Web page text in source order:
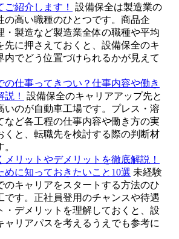
ご紹介します！
設備保全は製造業の
の高い職種のひとつです。商品企
・製造など製造業全体の職種や平均
先に押さえておくと、設備保全のキ
内でどう位置づけられるかが見えて
の仕事ってきつい？仕事内容や働き
！
設備保全のキャリアアップ先と
いのが自動車工場です。プレス・溶
など各工程の仕事内容や働き方の実
くと、転職先を検討する際の判断材
メリットやデメリットを徹底解説！
めに知っておきたいこと10選 未経験
のキャリアをスタートする方法のひ
です。正社員登用のチャンスや待遇
・デメリットを理解しておくと、設
ャリアパスを考えるうえでも参考に